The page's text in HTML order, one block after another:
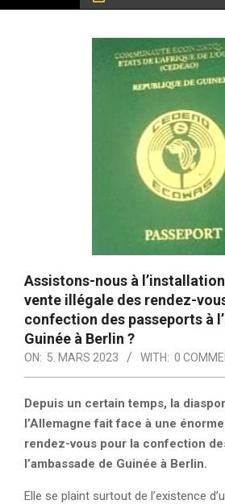
Assistons-nous à l’installation
vente illégale des rendez-
confection des passeports à
Guinée à Berlin ?
ON: 5. MARS 2023 WITH: 0
Depuis un certain temps, la
l’Allemagne fait face à une
rendez-vous pour la confection
l’ambassade de Guinée à Berlin.
Elle se plaint surtout de l’existence